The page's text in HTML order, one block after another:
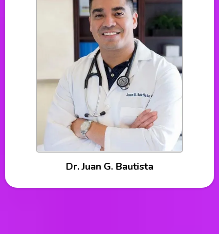
Dr. Juan G. Bautista